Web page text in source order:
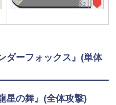
ダーフォックス』(単体
星の舞』(全体攻撃)